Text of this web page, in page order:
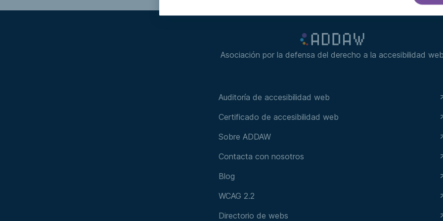
Asociación por la defensa del derecho a la accesibilidad
Auditoría de accesibilidad web
Certificado de accesibilidad web
Sobre ADDAW
Contacta con nosotros
Blog
WCAG 2.2
Directorio de webs